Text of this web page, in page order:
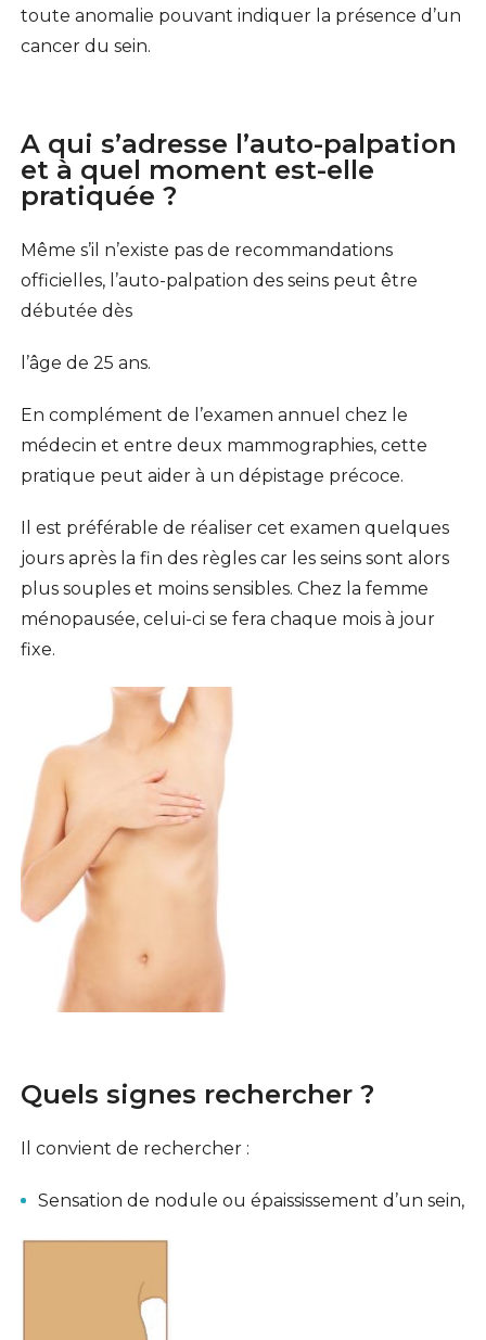
toute anomalie pouvant indiquer la présence d’un
cancer du sein.
A qui s’adresse l’auto-palpation
et à quel moment est-elle
pratiquée ?
Même s’il n’existe pas de recommandations
officielles, l’auto-palpation des seins peut être
débutée dès
l’âge de 25 ans.
En complément de l’examen annuel chez le
médecin et entre deux mammographies, cette
pratique peut aider à un dépistage précoce.
Il est préférable de réaliser cet examen quelques
jours après la fin des règles car les seins sont alors
plus souples et moins sensibles. Chez la femme
ménopausée, celui-ci se fera chaque mois à jour
fixe.
Quels signes rechercher ?
Il convient de rechercher :
Sensation de nodule ou épaississement d’un sein,